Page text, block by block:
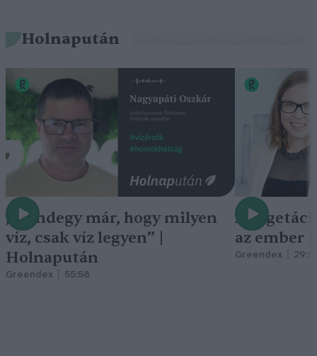
Holnapután
„Mindegy már, hogy milyen
víz, csak víz legyen” |
Holnapután
Greendex 55:58
A
az ember
Greendex